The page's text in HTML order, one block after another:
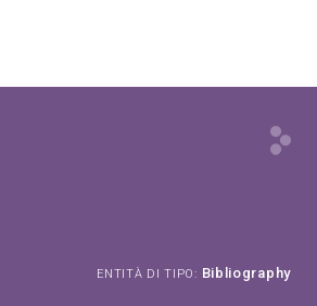
ENTITÀ DI TIPO: Bibliography